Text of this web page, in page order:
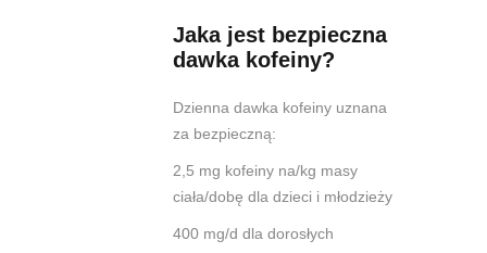
Jaka jest bezpieczna
dawka kofeiny?
Dzienna dawka kofeiny uznana
za bezpieczną:
2,5 mg kofeiny na/kg masy
ciała/dobę dla dzieci i młodzieży
400 mg/d dla dorosłych